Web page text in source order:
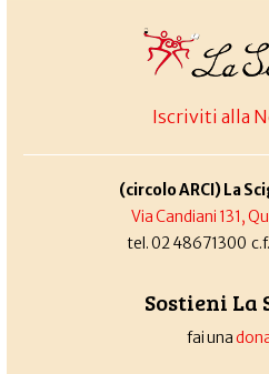
Iscriviti alla
(circolo ARCI) La
Via Candiani 131,
tel. 02 48671300
Sostieni La
fai una